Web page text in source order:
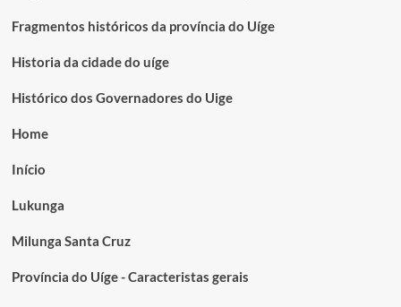
Fragmentos históricos da província do Uíge
Historia da cidade do uíge
Histórico dos Governadores do Uige
Home
Início
Lukunga
Milunga Santa Cruz
Província do Uíge - Caracteristas gerais